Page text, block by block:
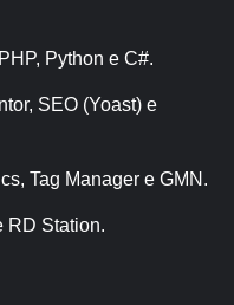
Python e C#.
SEO (Yoast) e
Tag Manager e GMN.
RD Station.